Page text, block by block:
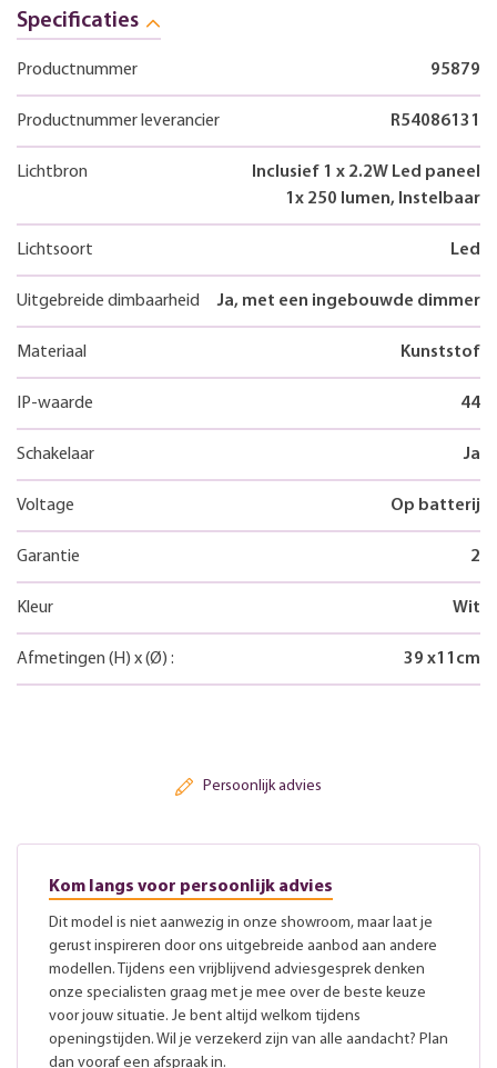
Specificaties
Productnummer 95879
Productnummer leverancier R54086131
Lichtbron
Inclusief 1 x 2.2W Led paneel
1x 250 lumen, Instelbaar
Lichtsoort Led
Uitgebreide dimbaarheid Ja, met een ingebouwde dimmer
Materiaal Kunststof
IP-waarde 44
Schakelaar Ja
Voltage Op batterij
Garantie 2
Kleur Wit
Afmetingen (H) x(Ø) : 39 x11 cm
Persoonlijk advies
Kom langs voor persoonlijk advies
Dit model is niet aanwezig in onze showroom, maar laat je
gerust inspireren door ons uitgebreide aanbod aan andere
modellen. Tijdens een vrijblijvend adviesgesprek denken
onze specialisten graag met je mee over de beste keuze
voor jouw situatie. Je bent altijd welkom tijdens
openingstijden. Wil je verzekerd zijn van alle aandacht? Plan
dan vooraf een afspraak in.